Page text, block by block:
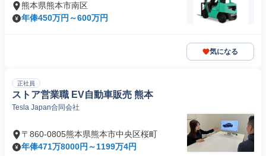
熊本県熊本市南区
年俸450万円～600万円
気になる
正社員
ストア営業職 EV自動車販売 熊本
Tesla Japan合同会社
〒860-0805熊本県熊本市中央区桜町
年俸471万8000円～1199万4円